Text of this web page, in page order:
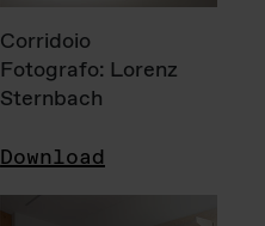
Corridoio
Fotografo: Lorenz
Sternbach
Download